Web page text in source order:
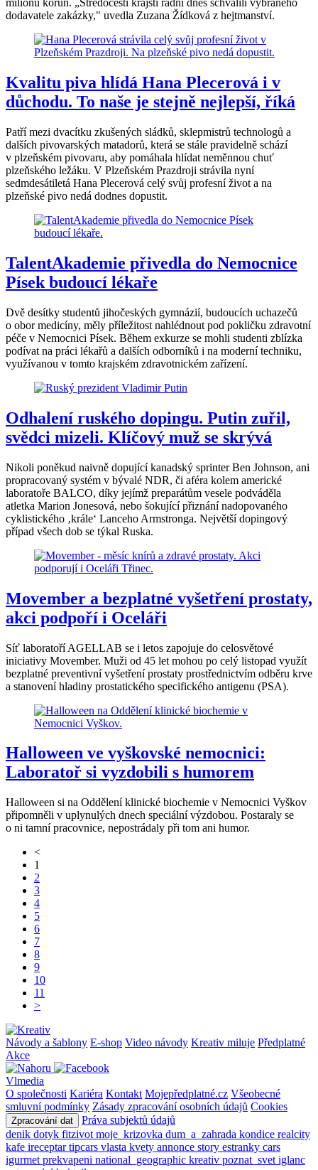
milionů korun. „Středočeští krajští radní dnes schválili vybraného
dodavatele zakázky," uvedla Zuzana Žídková z hejtmanství.
Kvalitu piva hlídá Hana Plecerová i v
důchodu. To naše je stejně nejlepší, říká
Patří mezi dvacítku zkušených sládků, sklepmistrů technologů a
dalších pivovarských matadorů, která se stále pravidelně schází
v plzeňském pivovaru, aby pomáhala hlídat neměnnou chuť
plzeňského ležáku. V Plzeňském Prazdroji strávila nyní
sedmdesátiletá Hana Plecerová celý svůj profesní život a na
plzeňské pivo nedá dodnes dopustit.
TalentAkademie přivedla do Nemocnice
Písek budoucí lékaře
Dvě desítky studentů jihočeských gymnázií, budoucích uchazečů
o obor medicíny, měly příležitost nahlédnout pod pokličku zdravotní
péče v Nemocnici Písek. Během exkurze se mohli studenti zblízka
podívat na práci lékařů a dalších odborníků i na moderní techniku,
využívanou v tomto krajském zdravotnickém zařízení.
Odhalení ruského dopingu. Putin zuřil,
svědci mizeli. Klíčový muž se skrývá
Nikoli poněkud naivně dopující kanadský sprinter Ben Johnson, ani
propracovaný systém v bývalé NDR, či aféra kolem americké
laboratoře BALCO, díky jejímž preparátům vesele podváděla
atletka Marion Jonesová, nebo šokující přiznání nadopovaného
cyklistického ‚krále‘ Lanceho Armstronga. Největší dopingový
případ všech dob se týkal Ruska.
Movember a bezplatné vyšetření prostaty,
akci podpoří i Oceláři
Síť laboratoří AGELLAB se i letos zapojuje do celosvětové
iniciativy Movember. Muži od 45 let mohou po celý listopad využít
bezplatné preventivní vyšetření prostaty prostřednictvím odběru krve
a stanovení hladiny prostatického specifického antigenu (PSA).
Halloween ve vyškovské nemocnici:
Laboratoř si vyzdobili s humorem
Halloween si na Oddělení klinické biochemie v Nemocnici Vyškov
připomněli v uplynulých dnech speciální výzdobou. Postaraly se
o ni tamní pracovnice, nepostrádaly při tom ani humor.
<
1
2
3
4
5
6
7
8
9
10
11
>
Návody a šablony E-shop Video návody Kreativ miluje Předplatné
Akce
Vlmedia
O společnosti Kariéra Kontakt Mojepředplatné.cz Všeobecné
smluvní podmínky Zásady zpracování osobních údajů Cookies
Zpracování dat
Práva subjektů údajů
denik dotyk fitzivot moje_krizovka dum_a_zahrada kondice realcity
kafe ireceptartipcars vlasta kvety annonce story estranky cars
igurmet prekvapeni national_geographic kreativ poznat_svet iglanc